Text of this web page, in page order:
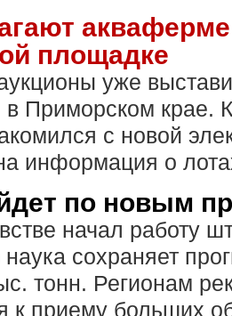
площадке
уже
в Приморском крае.
с новой
информация о
по новым
начал работу
сохраняет
тонн. Регионам
к приему больших